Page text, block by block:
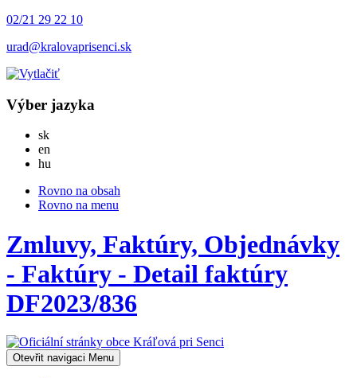
02/21 29 22 10
urad@kralovaprisenci.sk
Výber jazyka
skSlovensky
en
hu
Rovno na obsah
Rovno na menu
Zmluvy, Faktúry, Objednávky
- Faktúry - Detail faktúry
DF2023/836
Otevřit navigaci Menu